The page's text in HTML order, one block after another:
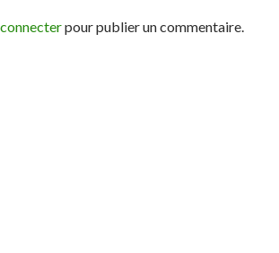
pour publier un commentaire.